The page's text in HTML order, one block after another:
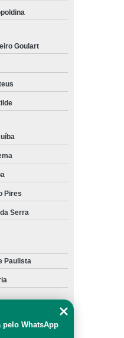
Ponto
com Pigmentação
Mulheres
Entradas
Calvície
em Homens
Goulart
Pires
Serra
Paulista
pelo WhatsApp